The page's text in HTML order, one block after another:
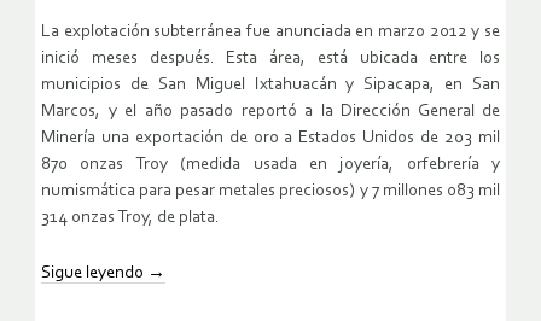
La explotación subterránea fue anunciada en marzo 2012 y se
inició meses después. Esta área, está ubicada entre los
municipios de San Miguel Ixtahuacán y Sipacapa, en San
Marcos, y el año pasado reportó a la Dirección General de
Minería una exportación de oro a Estados Unidos de 203 mil
870 onzas Troy (medida usada en joyería, orfebrería y
numismática para pesar metales preciosos) y 7 millones 083 mil
314 onzas Troy, de plata.
Sigue leyendo →